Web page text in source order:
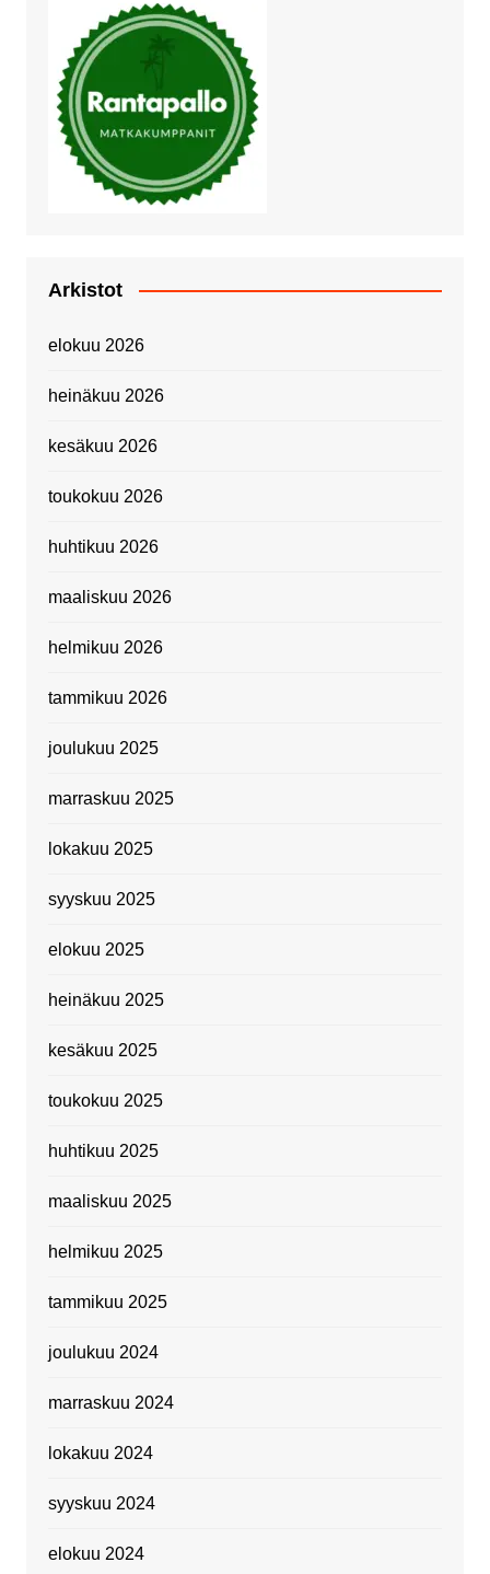
Arkistot
elokuu 2026
heinäkuu 2026
kesäkuu 2026
toukokuu 2026
huhtikuu 2026
maaliskuu 2026
helmikuu 2026
tammikuu 2026
joulukuu 2025
marraskuu 2025
lokakuu 2025
syyskuu 2025
elokuu 2025
heinäkuu 2025
kesäkuu 2025
toukokuu 2025
huhtikuu 2025
maaliskuu 2025
helmikuu 2025
tammikuu 2025
joulukuu 2024
marraskuu 2024
lokakuu 2024
syyskuu 2024
elokuu 2024